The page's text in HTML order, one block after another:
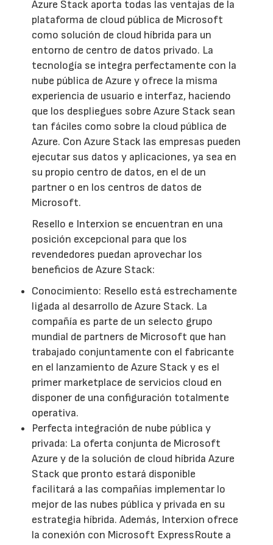
Azure Stack aporta todas las ventajas de la
plataforma de cloud pública de Microsoft
como solución de cloud híbrida para un
entorno de centro de datos privado. La
tecnología se integra perfectamente con la
nube pública de Azure y ofrece la misma
experiencia de usuario e interfaz, haciendo
que los despliegues sobre Azure Stack sean
tan fáciles como sobre la cloud pública de
Azure. Con Azure Stack las empresas pueden
ejecutar sus datos y aplicaciones, ya sea en
su propio centro de datos, en el de un
partner o en los centros de datos de
Microsoft.
Resello e Interxion se encuentran en una
posición excepcional para que los
revendedores puedan aprovechar los
beneficios de Azure Stack:
Conocimiento: Resello está estrechamente
ligada al desarrollo de Azure Stack. La
compañía es parte de un selecto grupo
mundial de partners de Microsoft que han
trabajado conjuntamente con el fabricante
en el lanzamiento de Azure Stack y es el
primer marketplace de servicios cloud en
disponer de una configuración totalmente
operativa.
Perfecta integración de nube pública y
privada: La oferta conjunta de Microsoft
Azure y de la solución de cloud híbrida Azure
Stack que pronto estará disponible
facilitará a las compañías implementar lo
mejor de las nubes pública y privada en su
estrategia híbrida. Además, Interxion ofrece
la conexión con Microsoft ExpressRoute a